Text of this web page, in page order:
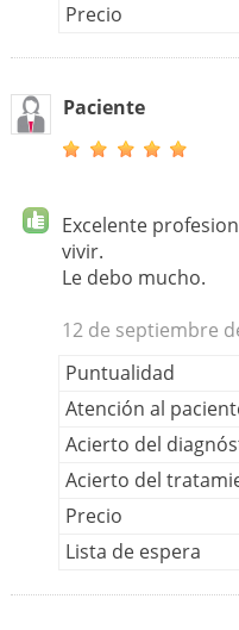
Precio
Paciente
Excelente
vivir.
Le debo mucho.
12 de septiembre
Puntualidad
Atención al
Acierto del
Acierto del
Precio
Lista de espera